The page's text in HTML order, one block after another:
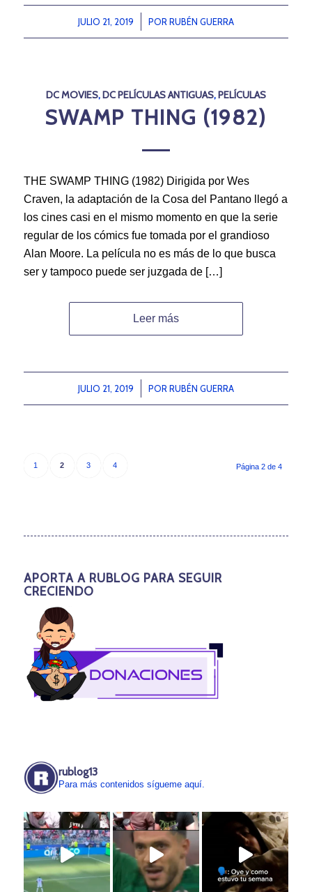
JULIO 21, 2019
/ PORRUBÉN GUERRA
DC MOVIES, DC PELÍCULAS ANTIGUAS, PELÍCULAS
SWAMP THING (1982)
THE SWAMP THING (1982) Dirigida por Wes
Craven, la adaptación de la Cosa del Pantano llegó a
los cines casi en el mismo momento en que la serie
regular de los cómics fue tomada por el grandioso
Alan Moore. La película no es más de lo que busca
ser y tampoco puede ser juzgada de […]
Leer más
JULIO 21, 2019
/ POR RUBÉN GUERRA
Página 2 de 4
1 2 3 4
APORTA A RUBLOG PARA SEGUIR
CRECIENDO
rublog13
Para más contenidos sígueme aquí.